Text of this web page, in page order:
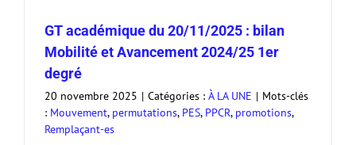
GT académique du 20/11/2025 : bilan
Mobilité et Avancement 2024/25 1er
degré
20 novembre 2025 | Catégories : À LA UNE | Mots-clés
: Mouvement, permutations, PES, PPCR, promotions,
Remplaçant-es